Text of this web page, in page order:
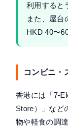
利用すると
また、屋台
HKD 40〜
コンビニ・
香港には「7-
Store）」など
物や軽食の調